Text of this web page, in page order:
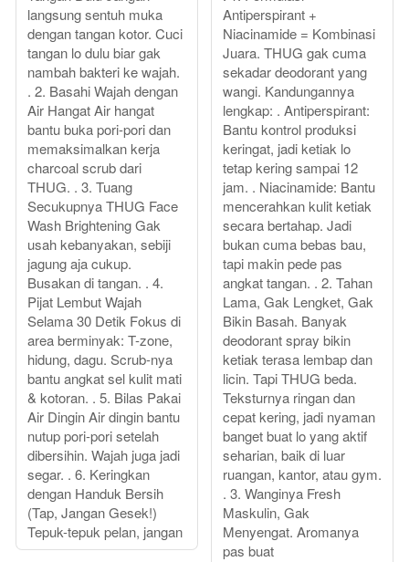
langsung sentuh muka
dengan tangan kotor. Cuci
tangan lo dulu biar gak
nambah bakteri ke wajah.
. 2. Basahi Wajah dengan
Air Hangat Air hangat
bantu buka pori-pori dan
memaksimalkan kerja
charcoal scrub dari
THUG. . 3. Tuang
Secukupnya THUG Face
Wash Brightening Gak
usah kebanyakan, sebiji
jagung aja cukup.
Busakan di tangan. . 4.
Pijat Lembut Wajah
Selama 30 Detik Fokus di
area berminyak: T-zone,
hidung, dagu. Scrub-nya
bantu angkat sel kulit mati
& kotoran. . 5. Bilas Pakai
Air Dingin Air dingin bantu
nutup pori-pori setelah
dibersihin. Wajah juga jadi
segar. . 6. Keringkan
dengan Handuk Bersih
(Tap, Jangan Gesek!)
Tepuk-tepuk pelan, jangan
Antiperspirant +
Niacinamide = Kombinasi
Juara. THUG gak cuma
sekadar deodorant yang
wangi. Kandungannya
lengkap: . Antiperspirant:
Bantu kontrol produksi
keringat, jadi ketiak lo
tetap kering sampai 12
jam. . Niacinamide: Bantu
mencerahkan kulit ketiak
secara bertahap. Jadi
bukan cuma bebas bau,
tapi makin pede pas
angkat tangan. . 2. Tahan
Lama, Gak Lengket, Gak
Bikin Basah. Banyak
deodorant spray bikin
ketiak terasa lembap dan
licin. Tapi THUG beda.
Teksturnya ringan dan
cepat kering, jadi nyaman
banget buat lo yang aktif
seharian, baik di luar
ruangan, kantor, atau gym.
. 3. Wanginya Fresh
Maskulin, Gak
Menyengat. Aromanya
pas buat